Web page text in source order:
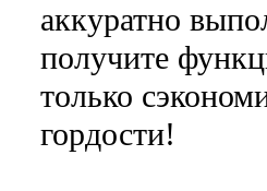
аккуратно
получите
только
гордости!